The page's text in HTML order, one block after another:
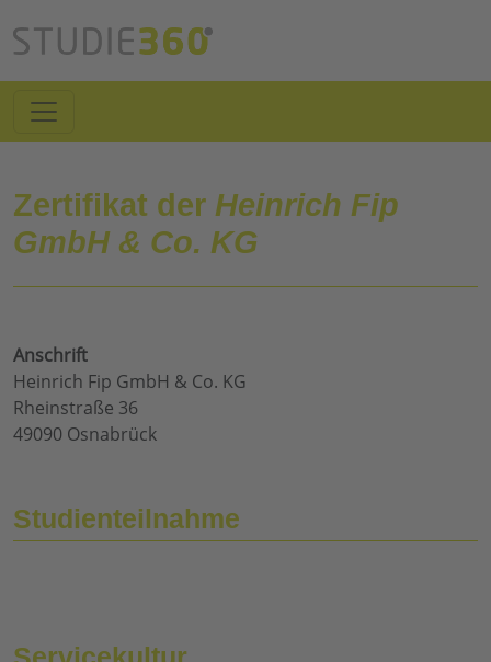
Zertifikat der Heinrich Fip
GmbH & Co. KG
Anschrift
Heinrich Fip GmbH & Co. KG
Rheinstraße 36
49090 Osnabrück
Studienteilnahme